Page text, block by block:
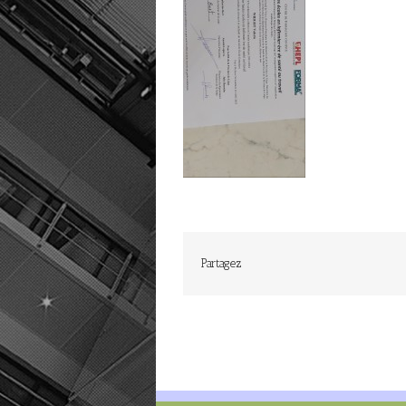
Partagez